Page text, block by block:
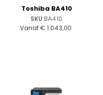
Toshiba BA410
SKU BA410
Vanaf€ 1.043,00